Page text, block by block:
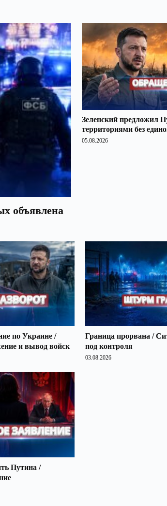
объявлена
Зеленский предложил
территориями без
05.08.2026
по Украине /
и вывод войск
Граница прорвана /
под контроля
03.08.2026
Путина /